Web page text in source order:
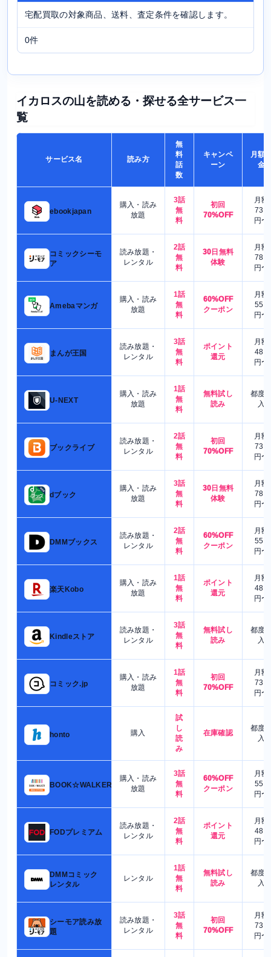
宅配買取の対象商品、送料、査定条件を確認します。
0件
イカロスの山を読める・探せる全サービス一
覧
サービス名 読み方
無
料
話
数
キャンペ
ーン
月額
金
ebookjapan
購入・読み
放題
3話
無
料
初回
70%OFF
月額
730
円〜
コミックシーモ
ア
読み放題・
レンタル
2話
無
料
30日無料
体験
月額
780
円〜
Amebaマンガ
購入・読み
放題
1話
無
料
60%OFF
クーポン
月額
550
円〜
まんが王国
読み放題・
レンタル
3話
無
料
ポイント
還元
月額
480
円〜
U-NEXT
購入・読み
放題
1話
無
料
無料試し
読み
都度
入
ブックライブ
読み放題・
レンタル
2話
無
料
初回
70%OFF
月額
730
円〜
dブック
購入・読み
放題
3話
無
料
30日無料
体験
月額
780
円〜
DMMブックス
読み放題・
レンタル
2話
無
料
60%OFF
クーポン
月額
550
円〜
楽天Kobo
購入・読み
放題
1話
無
料
ポイント
還元
月額
480
円〜
Kindleストア
読み放題・
レンタル
3話
無
料
無料試し
読み
都度
入
コミック.jp
購入・読み
放題
1話
無
料
初回
70%OFF
月額
730
円〜
honto 購入
試
し
読
み
在庫確認
都度
入
BOOK☆WALKER
購入・読み
放題
3話
無
料
60%OFF
クーポン
月額
550
円〜
FODプレミアム
読み放題・
レンタル
2話
無
料
ポイント
還元
月額
480
円〜
DMMコミック
レンタル
レンタル
1話
無
料
無料試し
読み
都度
入
シーモア読み放
題
読み放題・
レンタル
3話
無
料
初回
70%OFF
月額
730
円〜